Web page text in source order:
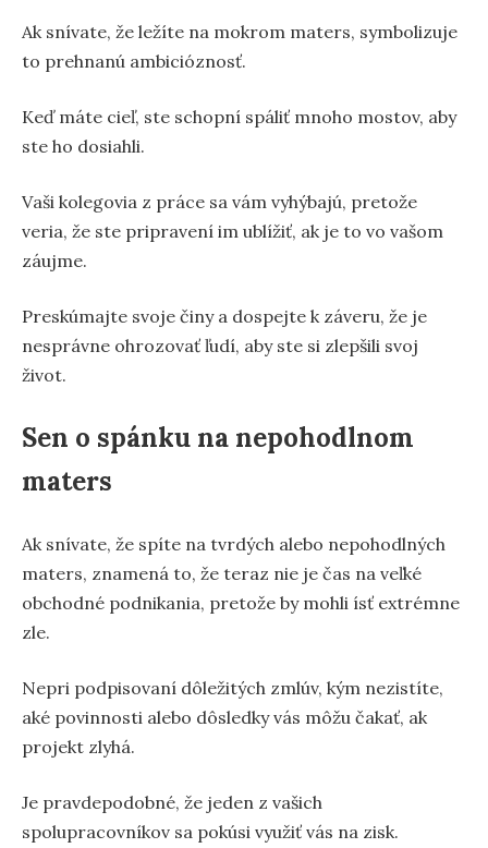
Ak snívate, že ležíte na mokrom maters, symbolizuje
to prehnanú ambicióznosť.
Keď máte cieľ, ste schopní spáliť mnoho mostov, aby
ste ho dosiahli.
Vaši kolegovia z práce sa vám vyhýbajú, pretože
veria, že ste pripravení im ublížiť, ak je to vo vašom
záujme.
Preskúmajte svoje činy a dospejte k záveru, že je
nesprávne ohrozovať ľudí, aby ste si zlepšili svoj
život.
Sen o spánku na nepohodlnom
maters
Ak snívate, že spíte na tvrdých alebo nepohodlných
maters, znamená to, že teraz nie je čas na veľké
obchodné podnikania, pretože by mohli ísť extrémne
zle.
Nepri podpisovaní dôležitých zmlúv, kým nezistíte,
aké povinnosti alebo dôsledky vás môžu čakať, ak
projekt zlyhá.
Je pravdepodobné, že jeden z vašich
spolupracovníkov sa pokúsi využiť vás na zisk.